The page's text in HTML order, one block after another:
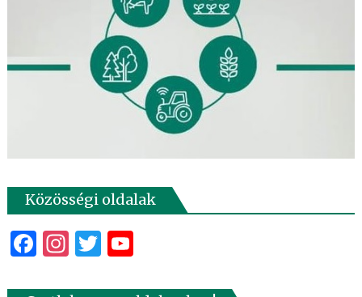
Közösségi oldalak
Facebook
Instagram
Twitter
YouTube